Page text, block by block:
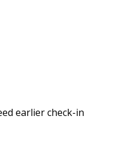
earlier check-in